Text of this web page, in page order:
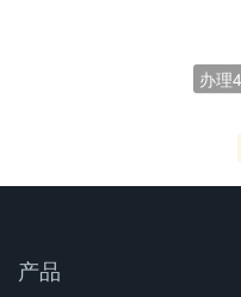
联通400电话
办理
产品